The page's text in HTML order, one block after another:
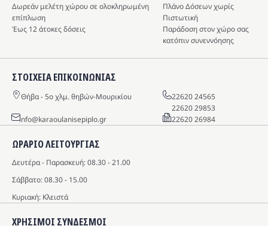
ΩΡΑΡΙΟ ΛΕΙΤΟΥΡΓΙΑΣ
Δευτέρα - Παρασκευή: 08.30 - 21.00
Σάββατο: 08.30 - 15.00
Κυριακή: Κλειστά
ΧΡΗΣΙΜΟΙ ΣΥΝΔΕΣΜΟΙ
Δωρεάν μελέτη χώρου σε ολοκληρωμένη
επίπλωση
Πλάνο Δόσεων χωρίς
Πιστωτική
Έως 12 άτοκες δόσεις
Παράδοση στον χώρο σας
κατόπιν συνεννόησης
ΣΤΟΙΧΕΙΑ ΕΠΙΚΟΙΝΩΝΙΑΣ
Θήβα - 5o χλμ. θηβών-Μουρικίου
22620 24565
22620 29853
info@karaoulanisepiplo.gr
22620 26984